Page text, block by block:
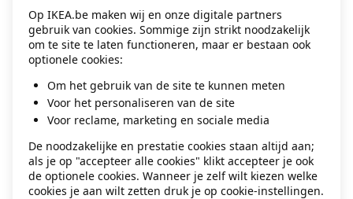
information).
Op IKEA.be maken wij en onze digitale partners
gebruik van cookies. Sommige zijn strikt noodzakelijk
om te site te laten functioneren, maar er bestaan ook
optionele cookies:
Om het gebruik van de site te kunnen meten
Voor het personaliseren van de site
Voor reclame, marketing en sociale media
De noodzakelijke en prestatie cookies staan altijd aan;
als je op "accepteer alle cookies" klikt accepteer je ook
de optionele cookies. Wanneer je zelf wilt kiezen welke
cookies je aan wilt zetten druk je op cookie-instellingen.